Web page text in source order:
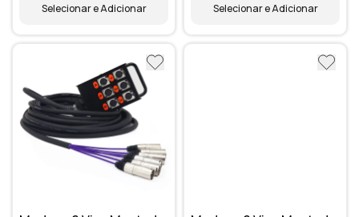
Selecionar e Adicionar Selecionar e Adicionar